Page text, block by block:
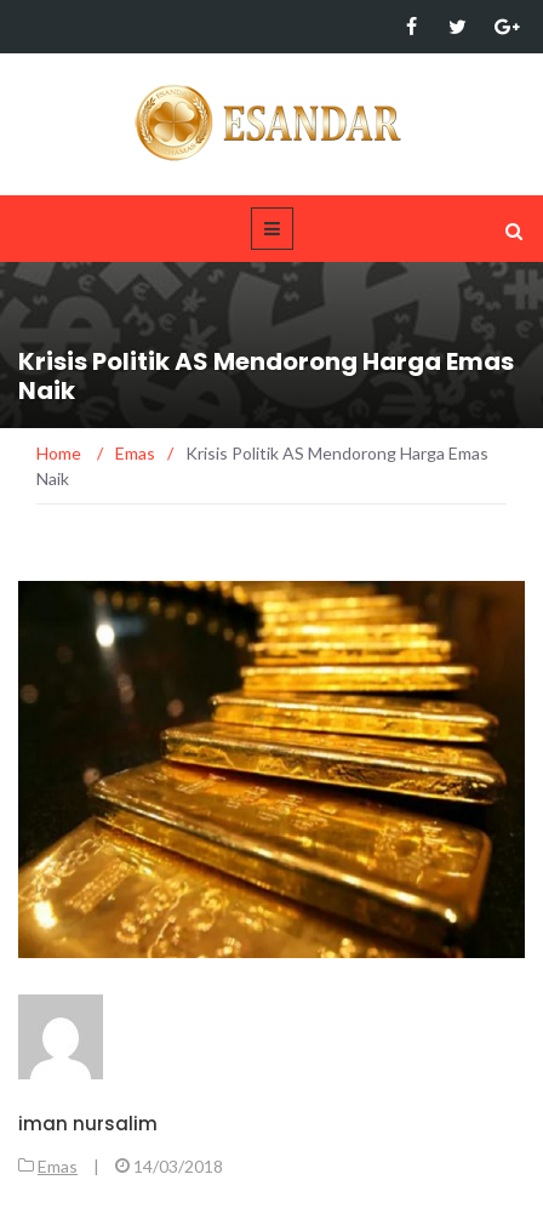
Krisis Politik AS Mendorong Harga Emas
Naik
Home / Emas /
Krisis Politik AS Mendorong Harga Emas
Naik
iman nursalim
Emas | 14/03/2018